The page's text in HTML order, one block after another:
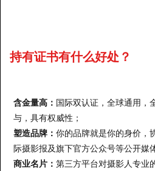
持有证书有什么好处？
含金量高： 国际双认证，全球通用，
与，具有权威性；
塑造品牌： 你的品牌就是你的身价，
际摄影报及旗下官方公众号等公开媒
商业名片： 第三方平台对摄影人专业